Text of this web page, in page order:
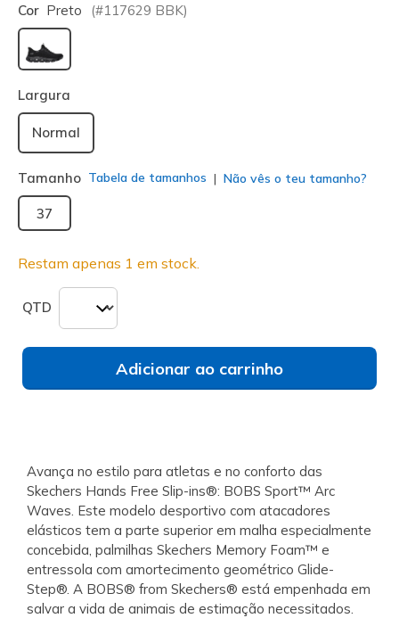
Cor Preto (#117629 BBK)
selecionado
Largura
Normal
Tamanho Tabela de tamanhos Não vês o teu tamanho?
37
Restam apenas 1 em stock.
QTD
Adicionar ao carrinho
Avança no estilo para atletas e no conforto das
Skechers Hands Free Slip-ins®: BOBS Sport™ Arc
Waves. Este modelo desportivo com atacadores
elásticos tem a parte superior em malha especialmente
concebida, palmilhas Skechers Memory Foam™ e
entressola com amortecimento geométrico Glide-
Step®. A BOBS® from Skechers® está empenhada em
salvar a vida de animais de estimação necessitados.